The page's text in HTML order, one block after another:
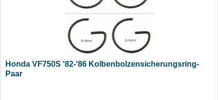
Honda VF750S '82-'86 Kolbenbolzensicherungsring-
Paar